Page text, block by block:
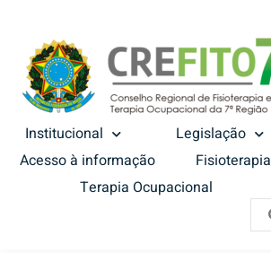
Institucional
Legislação
Acesso à informação
Fisioterapia
Terapia Ocupacional